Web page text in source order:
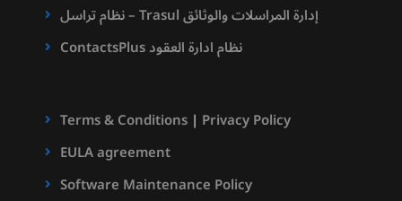
نظام تراسل – Trasul إدارة المراسلات والوثائق
ContactsPlus نظام ادارة العقود
Terms & Conditions| Privacy Policy
EULA agreement
Software Maintenance Policy